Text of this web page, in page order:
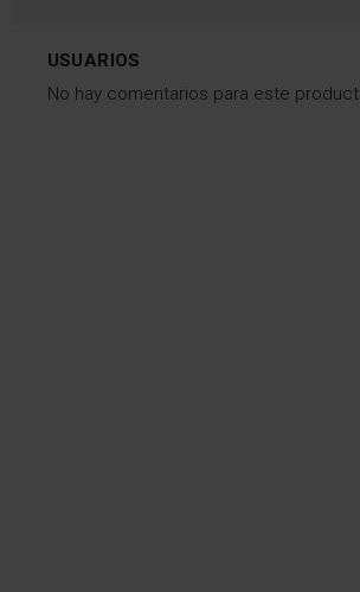
USUARIOS
No hay comentarios para este